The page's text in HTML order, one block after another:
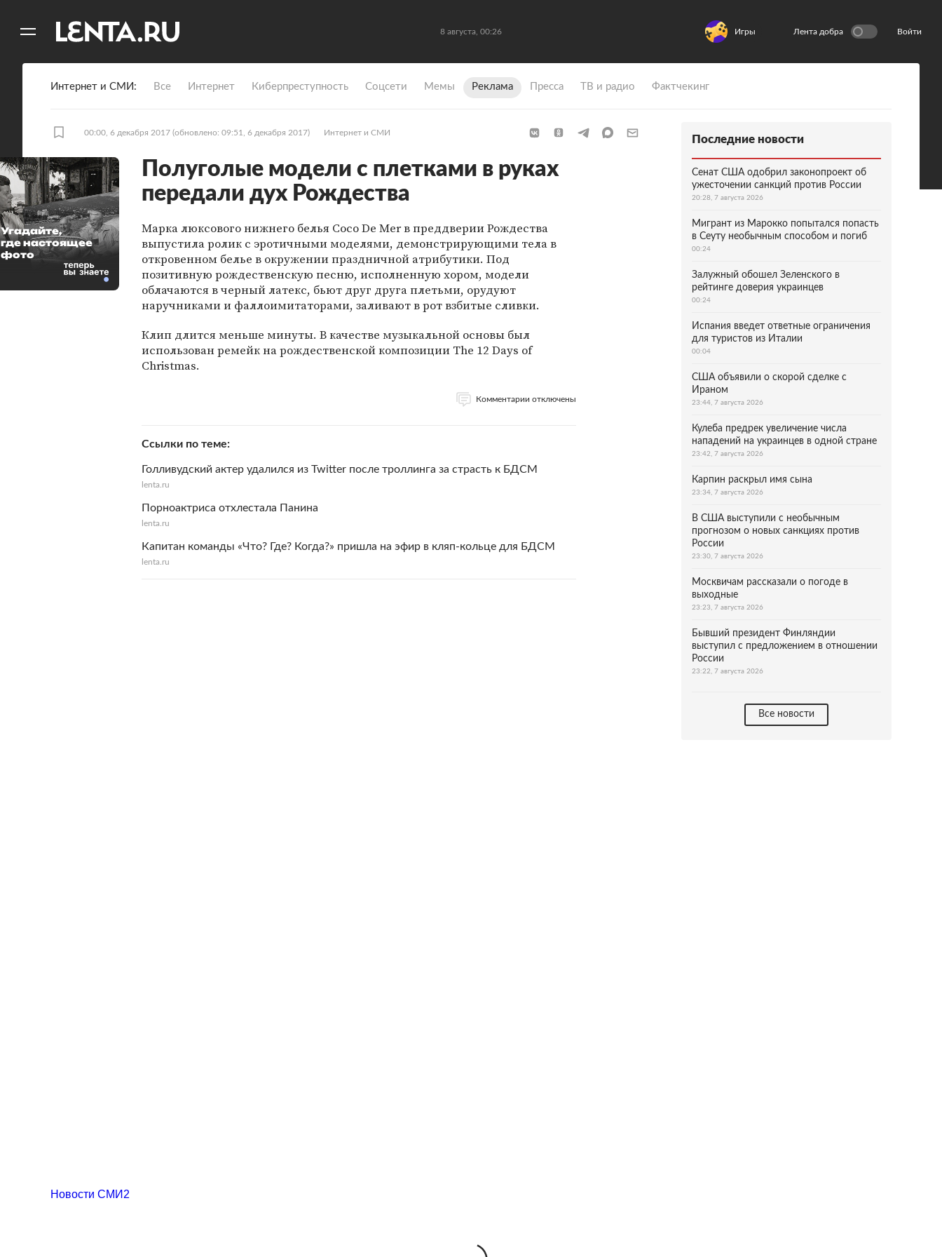
8 августа, 00:26 Игры Лента добра Войти
Интернет и СМИ Все Интернет Киберпреступность Coцсети Мемы Реклама Пресса ТВ и радио Фактчекинг
00:00, 6 декабря 2017 (обновлено: 09:51, 6 декабря 2017) Интернет и СМИ
Полуголые модели с плетками в руках
передали дух Рождества
Марка люксового нижнего белья Coco De Mer в преддверии Рождества
выпустила ролик с эротичными моделями, демонстрирующими тела в
откровенном белье в окружении праздничной атрибутики. Под
позитивную рождественскую песню, исполненную хором, модели
облачаются в черный латекс, бьют друг друга плетьми, орудуют
наручниками и фаллоимитаторами, заливают в рот взбитые сливки.
Клип длится меньше минуты. В качестве музыкальной основы был
использован ремейк на рождественской композиции The 12 Days of
Christmas.
Комментарии отключены
Ссылки по теме
Голливудский актер удалился из Twitter после троллинга за страсть к БДСМ
lenta.ru
Порноактриса отхлестала Панина
lenta.ru
Капитан команды «Что? Где? Когда?» пришла на эфир в кляп-кольце для БДСМ
lenta.ru
Угадайте,
где настоящее
фото
Последние новости
Сенат США одобрил законопроект об
ужесточении санкций против России
20:28, 7 августа 2026
Мигрант из Марокко попытался попасть
в Сеуту необычным способом и погиб
00:24
Залужный обошел Зеленского в
рейтинге доверия украинцев
00:24
Испания введет ответные ограничения
для туристов из Италии
00:04
США объявили о скорой сделке с
Ираном
23:44, 7 августа 2026
Кулеба предрек увеличение числа
нападений на украинцев в одной стране
23:42, 7 августа 2026
Карпин раскрыл имя сына
23:34, 7 августа 2026
В США выступили с необычным
прогнозом о новых санкциях против
России
23:30, 7 августа 2026
Москвичам рассказали о погоде в
выходные
23:23, 7 августа 2026
Бывший президент Финляндии
выступил с предложением в отношении
России
23:22, 7 августа 2026
Все новости
Новости СМИ2